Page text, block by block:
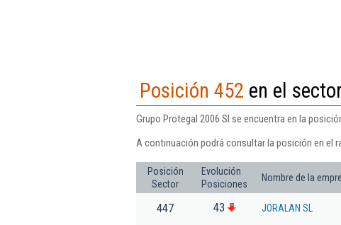
Posición 452 en el
Grupo Protegal 2006 Sl se encuentra en la
A continuación podrá consultar la posición en el
Posición
Sector
Evolución
Posiciones
Nombre de la
447 43 JORALAN SL